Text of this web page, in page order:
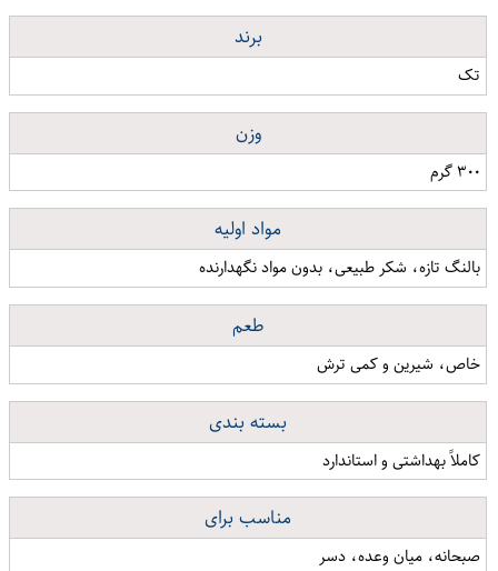
برند
تک
وزن
۳۰۰ گرم
مواد اولیه
بالنگ تازه، شکر طبیعی، بدون مواد نگهدارنده
طعم
خاص، شیرین و کمی ترش
بسته بندی
کاملاً بهداشتی و استاندارد
مناسب برای
صبحانه، میان وعده، دسر